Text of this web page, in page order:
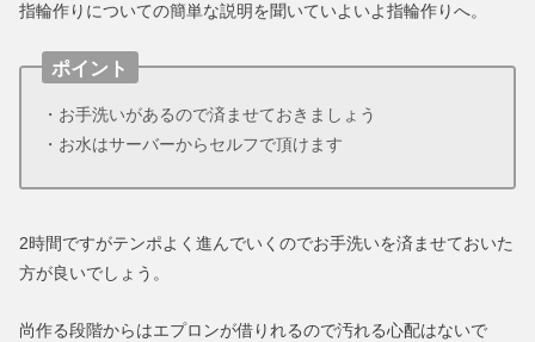
指輪作りについての簡単な説明を聞いていよいよ指輪作りへ。
ポイント
・お手洗いがあるので済ませておきましょう
・お水はサーバーからセルフで頂けます
2時間ですがテンポよく進んでいくのでお手洗いを済ませておいた
方が良いでしょう。
尚作る段階からはエプロンが借りれるので汚れる心配はないで